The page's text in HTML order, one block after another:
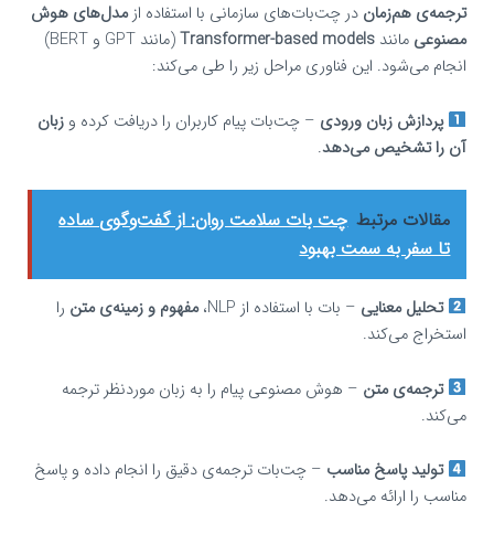
ترجمه‌ی هم‌زمان در چت‌بات‌های سازمانی با استفاده ازمدل‌های هوش
مصنوعی مانند Transformer-based models
(مانند GPT و BERT)
انجام می‌شود. این فناوری مراحل زیر را طی می‌کند:
پردازش زبان ورودی – چت‌بات پیام کاربران را دریافت کرده و زبان
آن را تشخیص می‌دهد.
مقالات مرتبط چت بات سلامت روان: از گفت‌وگوی ساده
تا سفر به سمت بهبود
تحلیل معنایی – بات با استفاده از NLP، مفهوم و زمینه‌ی متن را
استخراج می‌کند.
ترجمه‌ی متن – هوش مصنوعی پیام را به زبان موردنظر ترجمه
می‌کند.
تولید پاسخ مناسب – چت‌بات ترجمه‌ی دقیق را انجام داده و پاسخ
مناسب را ارائه می‌دهد.